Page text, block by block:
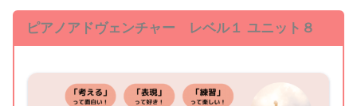
ピアノアドヴェンチャー レベル１ ユニット８